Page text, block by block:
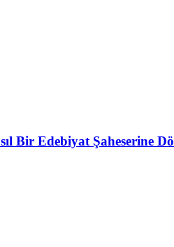
Bir Edebiyat Şaheserine